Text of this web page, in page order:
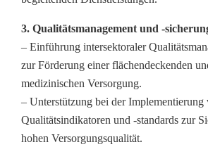
3. Qualitätsmanagement und -
– Einführung intersektoraler
zur Förderung einer flächendeckenden
medizinischen Versorgung.
– Unterstützung bei der Implementierung
Qualitätsindikatoren und -standards zur
hohen Versorgungsqualität.